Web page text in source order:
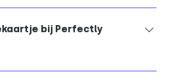
vaak al binnen een
bij Perfectly
met standaard sjablonen,